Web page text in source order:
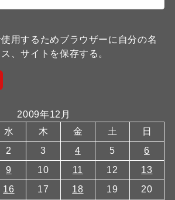
用するためブラウザーに自分の名
、サイトを保存する。
2009年12月
水 木 金 土
日
2 3 4 5
6
9 10 11 12
13
16 17 18 19 20